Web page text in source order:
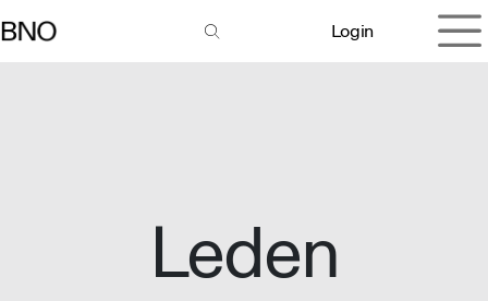
Login
Leden